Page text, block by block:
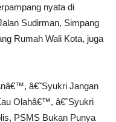
nyata di
Sudirman, Simpang
Rumah Wali Kota, juga
â€˜Syukri Jangan
Olahâ€™, â€˜Syukri
PSMS Bukan Punya